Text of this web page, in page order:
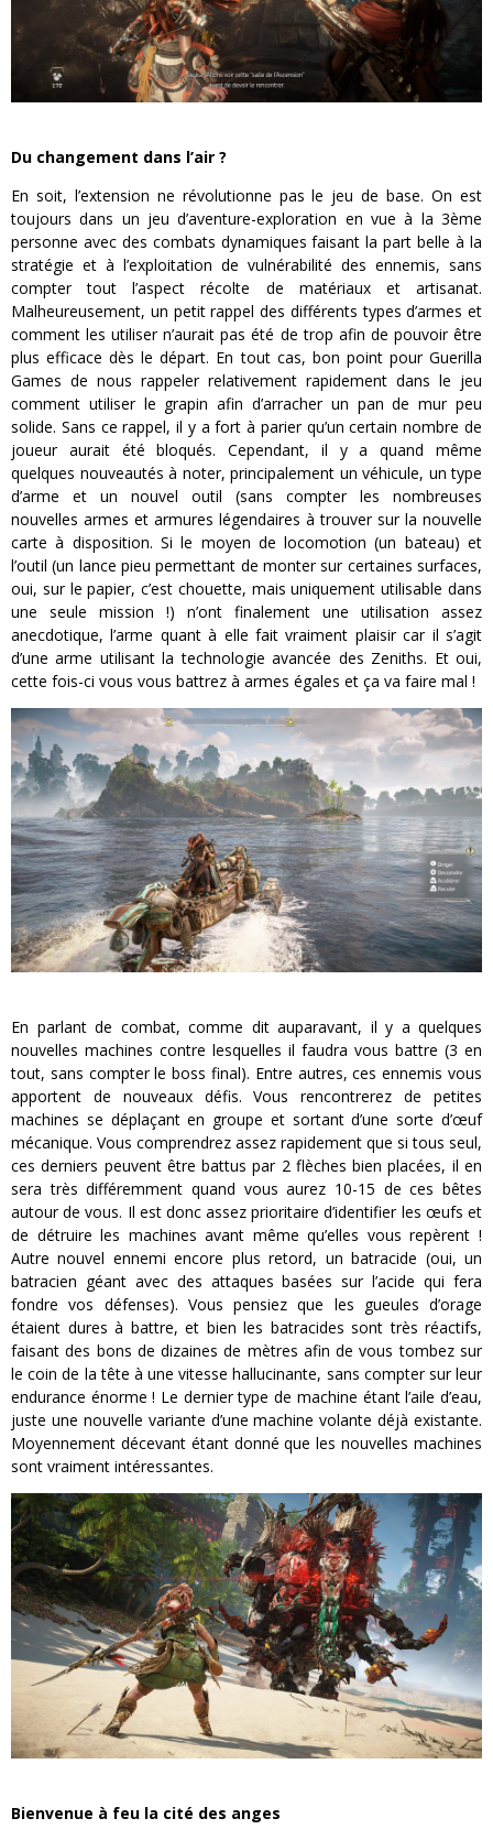
Du changement dans l’air ?
En soit, l’extension ne révolutionne pas le jeu de base. On est
toujours dans un jeu d’aventure-exploration en vue à la 3ème
personne avec des combats dynamiques faisant la part belle à la
stratégie et à l’exploitation de vulnérabilité des ennemis, sans
compter tout l’aspect récolte de matériaux et artisanat.
Malheureusement, un petit rappel des différents types d’armes et
comment les utiliser n’aurait pas été de trop afin de pouvoir être
plus efficace dès le départ. En tout cas, bon point pour Guerilla
Games de nous rappeler relativement rapidement dans le jeu
comment utiliser le grapin afin d’arracher un pan de mur peu
solide. Sans ce rappel, il y a fort à parier qu’un certain nombre de
joueur aurait été bloqués. Cependant, il y a quand même
quelques nouveautés à noter, principalement un véhicule, un type
d’arme et un nouvel outil (sans compter les nombreuses
nouvelles armes et armures légendaires à trouver sur la nouvelle
carte à disposition. Si le moyen de locomotion (un bateau) et
l’outil (un lance pieu permettant de monter sur certaines surfaces,
oui, sur le papier, c’est chouette, mais uniquement utilisable dans
une seule mission !) n’ont finalement une utilisation assez
anecdotique, l’arme quant à elle fait vraiment plaisir car il s’agit
d’une arme utilisant la technologie avancée des Zeniths. Et oui,
cette fois-ci vous vous battrez à armes égales et ça va faire mal !
En parlant de combat, comme dit auparavant, il y a quelques
nouvelles machines contre lesquelles il faudra vous battre (3 en
tout, sans compter le boss final). Entre autres, ces ennemis vous
apportent de nouveaux défis. Vous rencontrerez de petites
machines se déplaçant en groupe et sortant d’une sorte d’œuf
mécanique. Vous comprendrez assez rapidement que si tous seul,
ces derniers peuvent être battus par 2 flèches bien placées, il en
sera très différemment quand vous aurez 10-15 de ces bêtes
autour de vous. Il est donc assez prioritaire d’identifier les œufs et
de détruire les machines avant même qu’elles vous repèrent !
Autre nouvel ennemi encore plus retord, un batracide (oui, un
batracien géant avec des attaques basées sur l’acide qui fera
fondre vos défenses). Vous pensiez que les gueules d’orage
étaient dures à battre, et bien les batracides sont très réactifs,
faisant des bons de dizaines de mètres afin de vous tombez sur
le coin de la tête à une vitesse hallucinante, sans compter sur leur
endurance énorme ! Le dernier type de machine étant l’aile d’eau,
juste une nouvelle variante d’une machine volante déjà existante.
Moyennement décevant étant donné que les nouvelles machines
sont vraiment intéressantes.
Bienvenue à feu la cité des anges